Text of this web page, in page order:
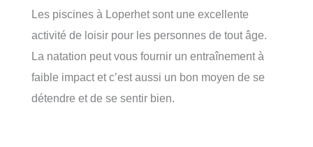
Les piscines à Loperhet sont une excellente
activité de loisir pour les personnes de tout âge.
La natation peut vous fournir un entraînement à
faible impact et c’est aussi un bon moyen de se
détendre et de se sentir bien.